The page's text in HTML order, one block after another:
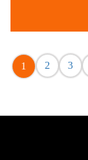
1 2 3